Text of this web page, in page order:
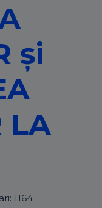
și
LA
1164